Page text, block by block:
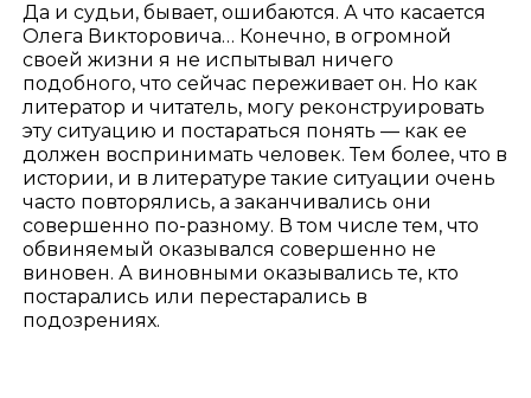
Да и судьи, бывает, ошибаются. А что касается
Олега Викторовича… Конечно, в огромной
своей жизни я не испытывал ничего
подобного, что сейчас переживает он. Но как
литератор и читатель, могу реконструировать
эту ситуацию и постараться понять — как ее
должен воспринимать человек. Тем более, что в
истории, и в литературе такие ситуации очень
часто повторялись, а заканчивались они
совершенно по-разному. В том числе тем, что
обвиняемый оказывался совершенно не
виновен. А виновными оказывались те, кто
постарались или перестарались в
подозрениях.